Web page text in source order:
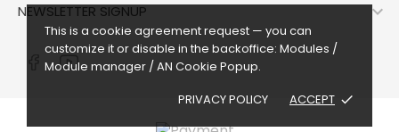
This is a cookie agreement request — you can
customize it or disable in the backoffice: Modules /
Module manager / AN Cookie Popup.
PRIVACY POLICY
ACCEPT done
NEWSLETTER SIGNUP 